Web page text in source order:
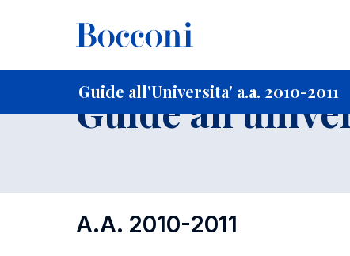
Guide all'Universita' a.a. 2010-2011
Home Per studenti iscritti
Guide
A.A. 2010-2011